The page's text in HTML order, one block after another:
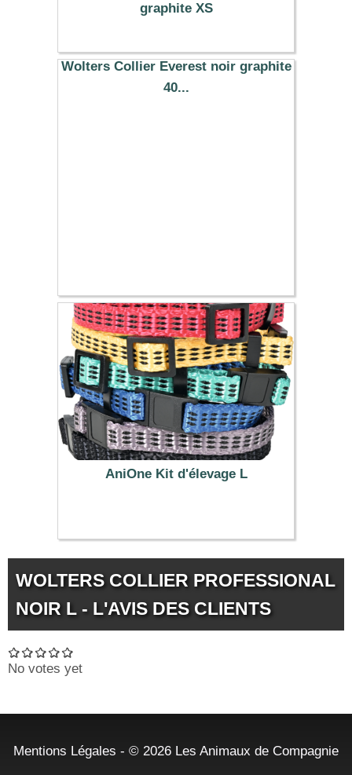
graphite XS
6.89 €
Wolters Collier Everest noir graphite
40...
AniOne Kit d'élevage L
8.99 €
WOLTERS COLLIER PROFESSIONAL
NOIR L - L'AVIS DES CLIENTS
No votes yet
Mentions Légales - © 2026 Les Animaux de Compagnie